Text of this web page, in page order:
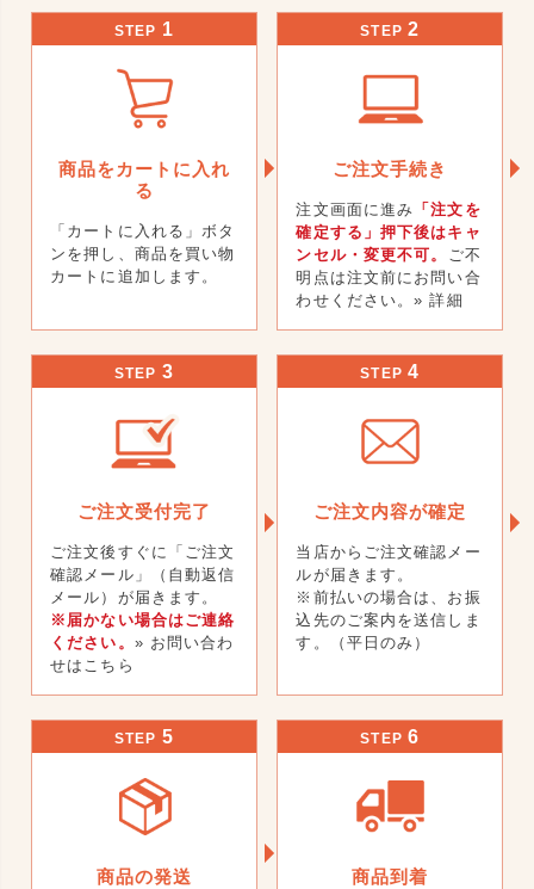
STEP 1
商品をカートに入れ
る
「カートに入れる」ボタ
ンを押し、商品を買い物
カートに追加します。
STEP 2
ご注文手続き
注文画面に進み 「注文を
確定する」押下後はキャ
ンセル・変更不可。
ご不
明点は注文前にお問い合
わせください。» 詳細
STEP 3
ご注文受付完了
ご注文後すぐに「ご注文
確認メール」（自動返信
メール）が届きます。
※届かない場合はご連絡
ください。 » お問い合わ
せはこちら
STEP 4
ご注文内容が確定
当店からご注文確認メー
ルが届きます。
※前払いの場合は、お振
込先のご案内を送信しま
す。（平日のみ）
STEP 5
商品の発送
STEP 6
商品到着